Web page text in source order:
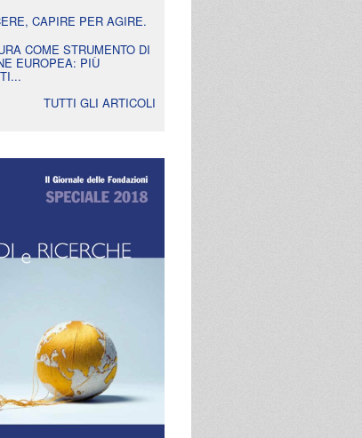
CAPIRE PER AGIRE.
COME STRUMENTO DI
EUROPEA: PIÙ
TUTTI GLI ARTICOLI